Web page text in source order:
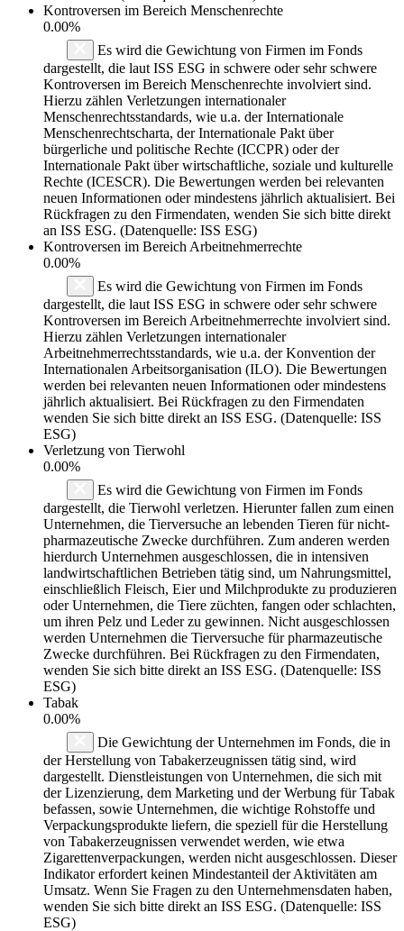
Kontroversen im Bereich Menschenrechte
0.00%
Es wird die Gewichtung von Firmen im Fonds
dargestellt, die laut ISS ESG in schwere oder sehr schwere
Kontroversen im Bereich Menschenrechte involviert sind.
Hierzu zählen Verletzungen internationaler
Menschenrechtsstandards, wie u.a. der Internationale
Menschenrechtscharta, der Internationale Pakt über
bürgerliche und politische Rechte (ICCPR) oder der
Internationale Pakt über wirtschaftliche, soziale und kulturelle
Rechte (ICESCR). Die Bewertungen werden bei relevanten
neuen Informationen oder mindestens jährlich aktualisiert. Bei
Rückfragen zu den Firmendaten, wenden Sie sich bitte direkt
an ISS ESG. (Datenquelle: ISS ESG)
Kontroversen im Bereich Arbeitnehmerrechte
0.00%
Es wird die Gewichtung von Firmen im Fonds
dargestellt, die laut ISS ESG in schwere oder sehr schwere
Kontroversen im Bereich Arbeitnehmerrechte involviert sind.
Hierzu zählen Verletzungen internationaler
Arbeitnehmerrechtsstandards, wie u.a. der Konvention der
Internationalen Arbeitsorganisation (ILO). Die Bewertungen
werden bei relevanten neuen Informationen oder mindestens
jährlich aktualisiert. Bei Rückfragen zu den Firmendaten
wenden Sie sich bitte direkt an ISS ESG. (Datenquelle: ISS
ESG)
Verletzung von Tierwohl
0.00%
Es wird die Gewichtung von Firmen im Fonds
dargestellt, die Tierwohl verletzen. Hierunter fallen zum einen
Unternehmen, die Tierversuche an lebenden Tieren für nicht-
pharmazeutische Zwecke durchführen. Zum anderen werden
hierdurch Unternehmen ausgeschlossen, die in intensiven
landwirtschaftlichen Betrieben tätig sind, um Nahrungsmittel,
einschließlich Fleisch, Eier und Milchprodukte zu produzieren
oder Unternehmen, die Tiere züchten, fangen oder schlachten,
um ihren Pelz und Leder zu gewinnen. Nicht ausgeschlossen
werden Unternehmen die Tierversuche für pharmazeutische
Zwecke durchführen. Bei Rückfragen zu den Firmendaten,
wenden Sie sich bitte direkt an ISS ESG. (Datenquelle: ISS
ESG)
Tabak
0.00%
Die Gewichtung der Unternehmen im Fonds, die in
der Herstellung von Tabakerzeugnissen tätig sind, wird
dargestellt. Dienstleistungen von Unternehmen, die sich mit
der Lizenzierung, dem Marketing und der Werbung für Tabak
befassen, sowie Unternehmen, die wichtige Rohstoffe und
Verpackungsprodukte liefern, die speziell für die Herstellung
von Tabakerzeugnissen verwendet werden, wie etwa
Zigarettenverpackungen, werden nicht ausgeschlossen. Dieser
Indikator erfordert keinen Mindestanteil der Aktivitäten am
Umsatz. Wenn Sie Fragen zu den Unternehmensdaten haben,
wenden Sie sich bitte direkt an ISS ESG. (Datenquelle: ISS
ESG)